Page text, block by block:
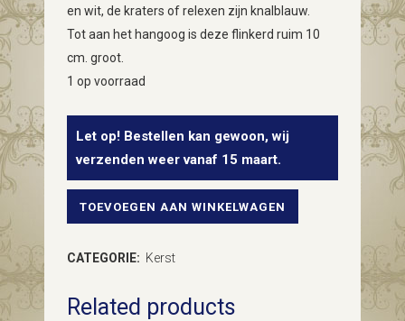
en wit, de kraters of relexen zijn knalblauw.
Tot aan het hangoog is deze flinkerd ruim 10
cm. groot.
1 op voorraad
Let op! Bestellen kan gewoon, wij
verzenden weer vanaf 15 maart.
Antieke
tol
TOEVOEGEN AAN WINKELWAGEN
CATEGORIE: Kerst
Related products